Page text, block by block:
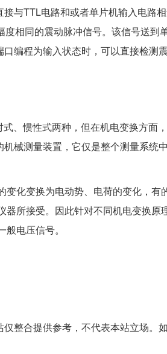
与TTL电路和或者单片机输入电路
相同的震动脉冲信号。该信号送到
编程为输入状态时，可以直接检测
、惯性式两种，但在机电变换方面
械测量装置，它仅是整个测量系统
化变换为电动势、电荷的变化，
所接受。因此针对不同机电变换原
电压信号。
整合提供参考，不代表本站立场。